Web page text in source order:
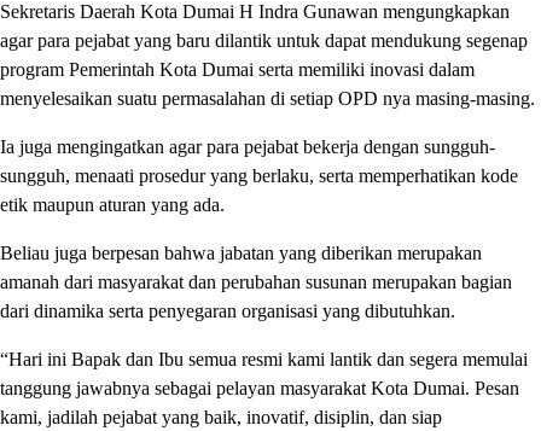
Sekretaris Daerah Kota Dumai H Indra Gunawan mengungkapkan
agar para pejabat yang baru dilantik untuk dapat mendukung segenap
program Pemerintah Kota Dumai serta memiliki inovasi dalam
menyelesaikan suatu permasalahan di setiap OPD nya masing-masing.
Ia juga mengingatkan agar para pejabat bekerja dengan sungguh-
sungguh, menaati prosedur yang berlaku, serta memperhatikan kode
etik maupun aturan yang ada.
Beliau juga berpesan bahwa jabatan yang diberikan merupakan
amanah dari masyarakat dan perubahan susunan merupakan bagian
dari dinamika serta penyegaran organisasi yang dibutuhkan.
“Hari ini Bapak dan Ibu semua resmi kami lantik dan segera memulai
tanggung jawabnya sebagai pelayan masyarakat Kota Dumai. Pesan
kami, jadilah pejabat yang baik, inovatif, disiplin, dan siap